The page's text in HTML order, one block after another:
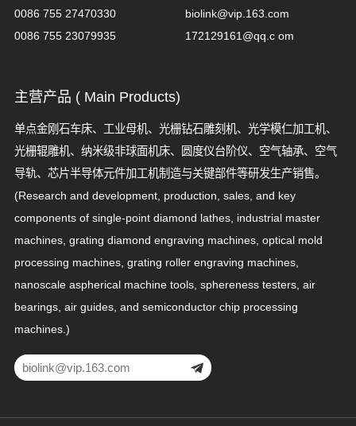
0086 755 27470330
biolink@vip.163.com
0086 755 23079935
172129161@qq.c om
主营产品 ( Main Products)
单点金刚石车床、工业母机、光栅钻石雕刻机、光学模仁加工机、
光栅辊雕机、纳米级非球面机床、圆度仪台阶仪、空气轴承、空气
导轨、芯片半导体元件加工机制造与关键部件等研发生产销售。
(Research and development, production, sales, and key
components of single-point diamond lathes, industrial master
machines, grating diamond engraving machines, optical mold
processing machines, grating roller engraving machines,
nanoscale aspherical machine tools, sphereness testers, air
bearings, air guides, and semiconductor chip processing
machines.)